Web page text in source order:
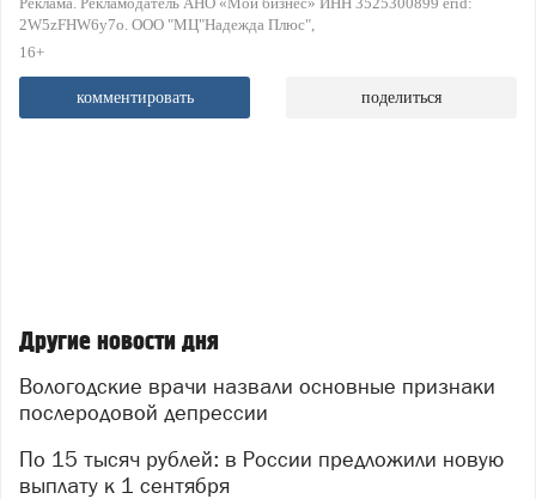
2W5zFHW6y7o. ООО "МЦ"Надежда Плюс"
16+
комментировать поделиться
Другие новости дня
Вологодские врачи назвали основные признаки
послеродовой депрессии
По 15 тысяч рублей: в России предложили новую
выплату к 1 сентября